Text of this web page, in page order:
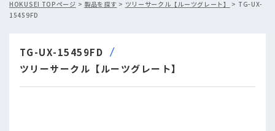
HOKUSEI TOPページ > 製品を探す > ツリーサークル【ルーツグレート】
> TG-UX-
15459FD
TG-UX-15459FD
ツリーサークル【ルーツグレート】